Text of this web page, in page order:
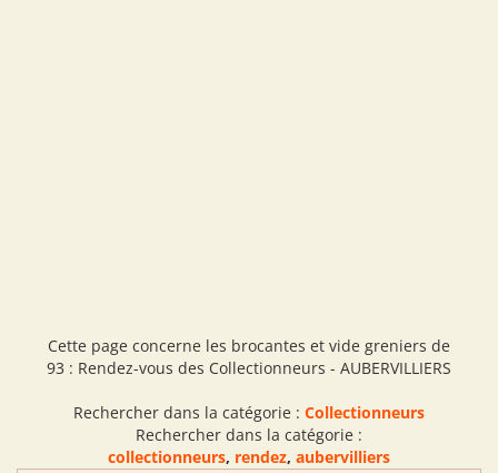
Cette page concerne les brocantes et vide greniers de
93 : Rendez-vous des Collectionneurs - AUBERVILLIERS
Rechercher dans la catégorie : Collectionneurs
Rechercher dans la catégorie :
collectionneurs, rendez, aubervilliers